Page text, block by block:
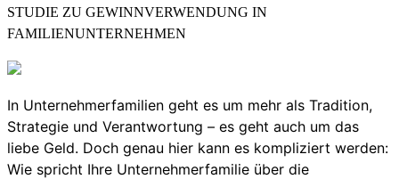
STUDIE ZU GEWINNVERWENDUNG IN
FAMILIENUNTERNEHMEN
In Unternehmerfamilien geht es um mehr als Tradition,
Strategie und Verantwortung – es geht auch um das
liebe Geld. Doch genau hier kann es kompliziert werden:
Wie spricht Ihre Unternehmerfamilie über die